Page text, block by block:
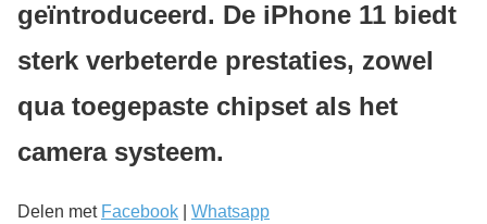
geïntroduceerd. De iPhone 11 biedt
sterk verbeterde prestaties, zowel
qua toegepaste chipset als het
camera systeem.
Delen met Facebook Whatsapp